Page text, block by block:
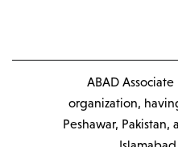
ABAD
organization,
Peshawar,